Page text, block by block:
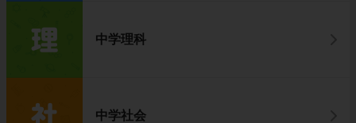
中学理科
中学社会